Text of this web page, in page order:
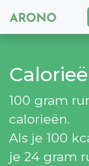
100 gram
calorieën.
Als je 100
je 24 gram